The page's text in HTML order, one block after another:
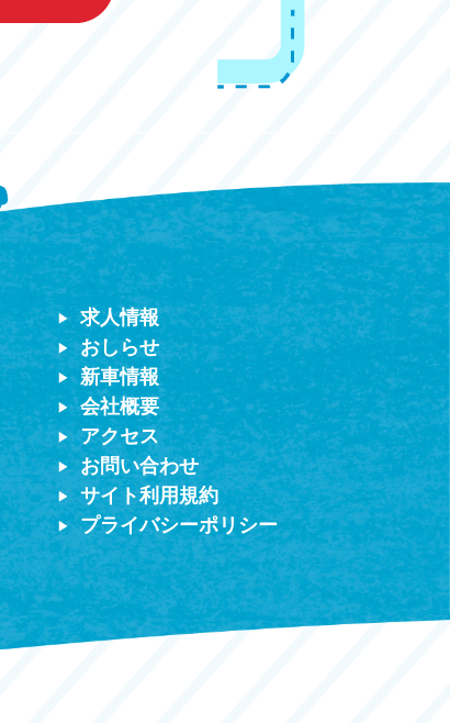
求人情報
おしらせ
新車情報
会社概要
アクセス
お問い合わせ
サイト利用規約
プライバシーポリシー